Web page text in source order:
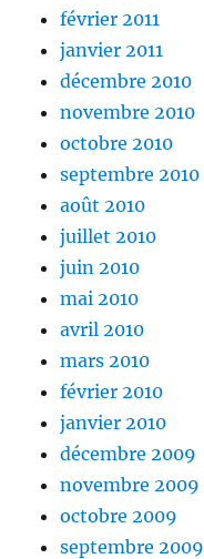
février 2011
janvier 2011
décembre 2010
novembre 2010
octobre 2010
septembre 2010
août 2010
juillet 2010
juin 2010
mai 2010
avril 2010
mars 2010
février 2010
janvier 2010
décembre 2009
novembre 2009
octobre 2009
septembre 2009